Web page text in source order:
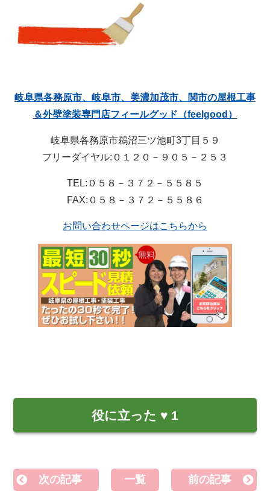
岐阜県各務原市、岐阜市、美濃加茂市、関市の屋根工事
＆外壁塗装専門店フィールグッド（feelgood）
岐阜県各務原市鵜沼三ツ池町3丁目５９
フリーダイヤル:０１２０－９０５－２５３
TEL:０５８－３７２－５５８５
FAX:０５８－３７２－５５８６
お問い合わせページはこちらから
役に立った ♥ 1
次の記事 一覧 前の記事